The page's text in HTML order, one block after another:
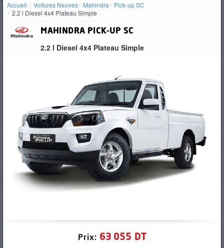
Accueil Voitures Neuves Mahindra
Pick-up SC
2.2 l Diesel 4x4 Plateau Simple
MAHINDRA PICK-UP SC
2.2 l Diesel 4x4 Plateau Simple
Prix: 63 055 DT
VOITURES
D'OCCASION